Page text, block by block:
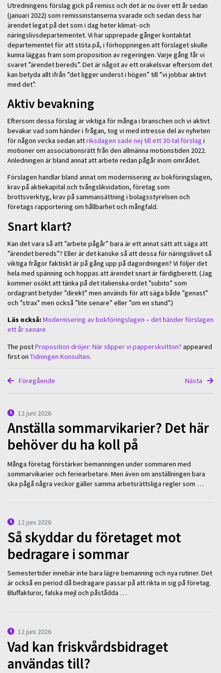
Utredningens förslag gick på remiss och det är nu över ett år sedan
(januari 2022) som remissinstanserna svarade och sedan dess har
ärendet legat på det som i dag heter klimat- och
näringslivsdepartementet. Vi har upprepade gånger kontaktat
departementet för att stöta på, i förhoppningen att förslaget skulle
kunna läggas fram som proposition av regeringen. Varje gång får vi
svaret ”ärendet bereds”. Det är något av ett orakelsvar eftersom det
kan betyda allt ifrån ”det ligger underst i högen” till ”vi jobbar aktivt
med det”.
Aktiv bevakning
Eftersom dessa förslag är viktiga för många i branschen och vi aktivt
bevakar vad som händer i frågan, tog vi med intresse del av nyheten
för någon vecka sedan attriksdagen sade nej till ett 30-tal förslag i
motioner om associationsrätt från den allmänna motionstiden 2022.
Anledningen är bland annat att arbete redan pågår inom området.
Förslagen handlar bland annat om modernisering av bokföringslagen,
krav på aktiekapital och tvångslikvidation, företag som
brottsverktyg, krav på sammansättning i bolagsstyrelsen och
företags rapportering om hållbarhet och mångfald.
Snart klart?
Kan det vara så att ”arbete pågår” bara är ett annat sätt att säga att
”ärendet bereds”? Eller är det kanske så att dessa för näringslivet så
viktiga frågor faktiskt är på gång upp på dagordningen? Vi följer det
hela med spänning och hoppas att ärendet snart är färdigberett. (Jag
kommer osökt att tänka på det italienska ordet ”subito” som
ordagrant betyder ”direkt” men används för att säga både ”genast”
och ”strax” men också ”lite senare” eller ”om en stund”.)
Läs också:Modernisering av bokföringslagen – det händer förslagen
ett år senare
The postProposition dröjer: När slipper vi papperskvitton? appeared
first on Tidningen Konsulten.
Föregående Nästa
12 juni 2026
Anställa sommarvikarier? Det här
behöver du ha koll på
Många företag förstärker bemanningen under sommaren med
sommarvikarier och feriearbetare. Men även om anställningen bara
ska pågå några veckor gäller samma arbetsrättsliga regler som …
12 juni 2026
Så skyddar du företaget mot
bedragare i sommar
Semestertider innebär inte bara lägre bemanning och nya rutiner. Det
är också en period då bedragare passar på att rikta in sig på företag.
Bluffakturor, falska mejl och påstådda …
12 juni 2026
Vad kan friskvårdsbidraget
användas till?